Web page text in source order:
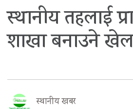
स्थानीय तहलाई
शाखा बनाउने खेल
स्थानीय खबर